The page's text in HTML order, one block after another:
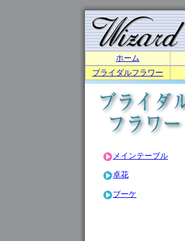
ホーム
ブライダルフラワー
メインテーブル
卓花
ブーケ